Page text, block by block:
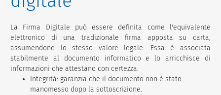
La Firma Digitale può essere definita come l'equivalente
elettronico di una tradizionale firma apposta su carta,
assumendone lo stesso valore legale. Essa è associata
stabilmente al documento informatico e lo arricchisce di
informazioni che attestano con certezza:
Integrità: garanzia che il documento non è stato
manomesso dopo la sottoscrizione.